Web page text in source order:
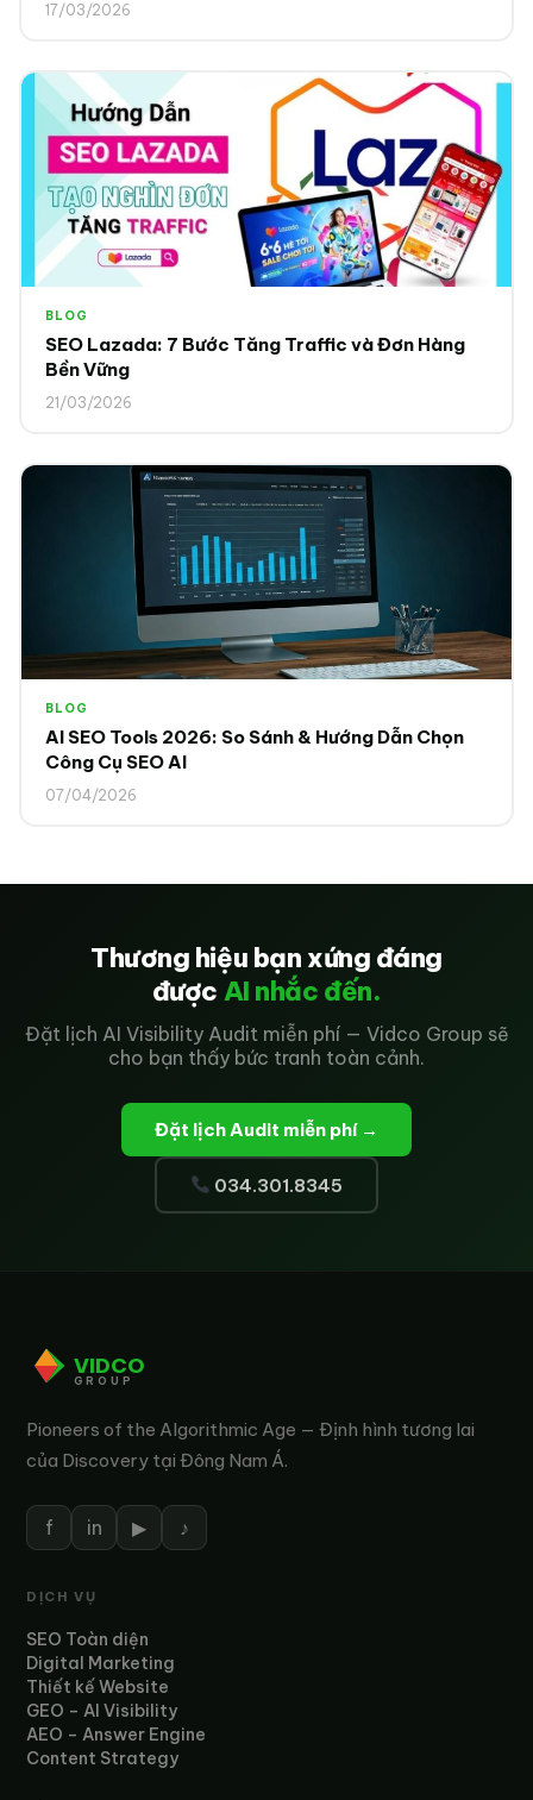
17/03/2026
BLOG
SEO Lazada: 7 Bước Tăng Traffic và Đơn Hàng
Bền Vững
21/03/2026
BLOG
AI SEO Tools 2026: So Sánh & Hướng Dẫn Chọn
Công Cụ SEO AI
07/04/2026
Thương hiệu bạn xứng đáng
được AI nhắc đến.
Đặt lịch AI Visibility Audit miễn phí — Vidco Group sẽ
cho bạn thấy bức tranh toàn cảnh.
Đặt lịch Audit miễn phí →
034.301.8345
VIDCO
GROUP
Pioneers of the Algorithmic Age — Định hình tương lai
của Discovery tại Đông Nam Á.
f in ▶ ♪
DỊCH VỤ
SEO Toàn diện
Digital Marketing
Thiết kế Website
GEO – AI Visibility
AEO – Answer Engine
Content Strategy